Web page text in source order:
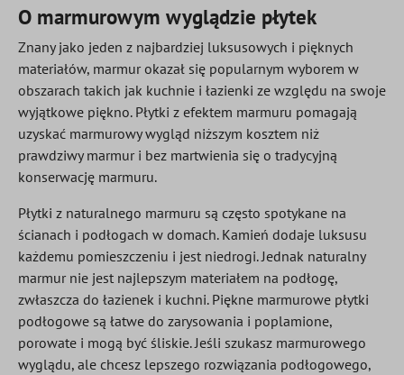
O marmurowym wyglądzie płytek
Znany jako jeden z najbardziej luksusowych i pięknych
materiałów, marmur okazał się popularnym wyborem w
obszarach takich jak kuchnie i łazienki ze względu na swoje
wyjątkowe piękno. Płytki z efektem marmuru pomagają
uzyskać marmurowy wygląd niższym kosztem niż
prawdziwy marmur i bez martwienia się o tradycyjną
konserwację marmuru.
Płytki z naturalnego marmuru są często spotykane na
ścianach i podłogach w domach. Kamień dodaje luksusu
każdemu pomieszczeniu i jest niedrogi. Jednak naturalny
marmur nie jest najlepszym materiałem na podłogę,
zwłaszcza do łazienek i kuchni. Piękne marmurowe płytki
podłogowe są łatwe do zarysowania i poplamione,
porowate i mogą być śliskie. Jeśli szukasz marmurowego
wyglądu, ale chcesz lepszego rozwiązania podłogowego,